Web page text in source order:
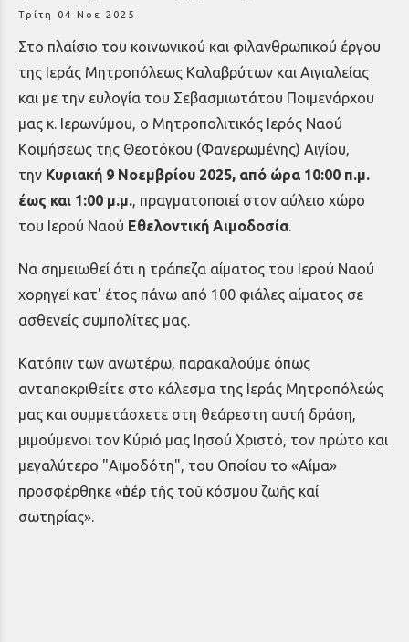
Τρίτη 04 Νοε 2025
Στο πλαίσιο του κοινωνικού και φιλανθρωπικού έργου
της Ιεράς Μητροπόλεως Καλαβρύτων και Αιγιαλείας
και με την ευλογία του Σεβασμιωτάτου Ποιμενάρχου
μας κ. Ιερωνύμου, ο Μητροπολιτικός Ιερός Ναού
Κοιμήσεως της Θεοτόκου (Φανερωμένης) Αιγίου,
την Κυριακή 9 Νοεμβρίου 2025, από ώρα 10:00 π.μ.
έως και 1:00 μ.μ. , πραγματοποιεί στον αύλειο χώρο
του Ιερού Ναού Εθελοντική Αιμοδοσία
Να σημειωθεί ότι η τράπεζα αίματος του Ιερού Ναού
χορηγεί κατ' έτος πάνω από 100 φιάλες αίματος σε
ασθενείς συμπολίτες μας.
Κατόπιν των ανωτέρω, παρακαλούμε όπως
ανταποκριθείτε στο κάλεσμα της Ιεράς Μητροπόλεώς
μας και συμμετάσχετε στη θεάρεστη αυτή δράση,
μιμούμενοι τον Κύριό μας Ιησού Χριστό, τον πρώτο και
μεγαλύτερο "Αιμοδότη", του Οποίου το «Αίμα»
προσφέρθηκε «ὑπέρ τῆς τοῦ κόσμου ζωῆς καί
σωτηρίας».